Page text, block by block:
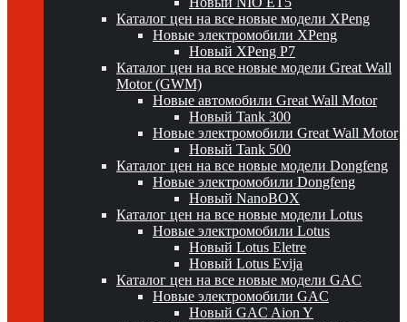
Каталог цен на все новые модели XPeng
Новые электромобили XPeng
Новый XPeng P7
Каталог цен на все новые модели Great Wall
Motor (GWM)
Новые автомобили Great Wall Motor
Новый Tank 300
Новые электромобили Great Wall Motor
Новый Tank 500
Каталог цен на все новые модели Dongfeng
Новые электромобили Dongfeng
Новый NanoBOX
Каталог цен на все новые модели Lotus
Новые электромобили Lotus
Новый Lotus Eletre
Новый Lotus Evija
Каталог цен на все новые модели GAC
Новые электромобили GAC
Новый GAC Aion Y